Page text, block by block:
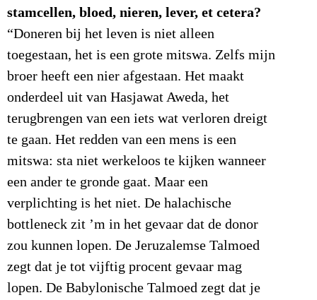
stamcellen, bloed, nieren, lever, et cetera?
“Doneren bij het leven is niet alleen
toegestaan, het is een grote mitswa. Zelfs mijn
broer heeft een nier afgestaan. Het maakt
onderdeel uit van Hasjawat Aweda, het
terugbrengen van een iets wat verloren dreigt
te gaan. Het redden van een mens is een
mitswa: sta niet werkeloos te kijken wanneer
een ander te gronde gaat. Maar een
verplichting is het niet. De halachische
bottleneck zit ’m in het gevaar dat de donor
zou kunnen lopen. De Jeruzalemse Talmoed
zegt dat je tot vijftig procent gevaar mag
lopen. De Babylonische Talmoed zegt dat je